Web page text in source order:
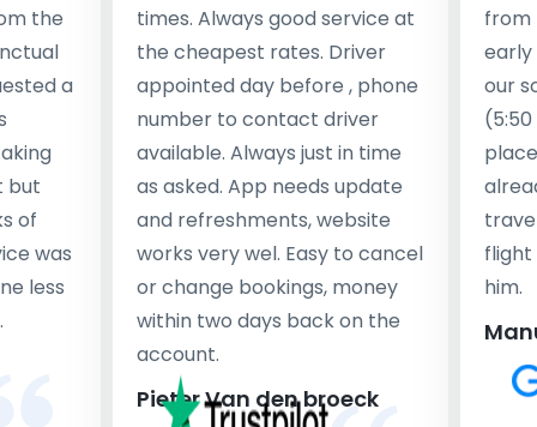
the
a
but
of
was
less
times. Always good service at
the cheapest rates. Driver
appointed day before , phone
number to contact driver
available. Always just in time
as asked. App needs update
and refreshments, website
works very wel. Easy to cancel
or change bookings, money
within two days back on the
account.
Pieter Van den broeck
from
early
our
flight
him.